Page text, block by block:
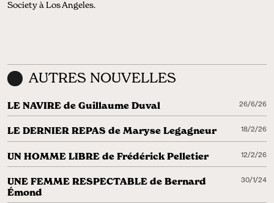
Society à Los Angeles.
AUTRES NOUVELLES
LE NAVIRE de Guillaume Duval 26/6/26
LE DERNIER REPAS de Maryse Legagneur 18/2/26
UN HOMME LIBRE de Frédérick Pelletier 12/2/26
UNE FEMME RESPECTABLE de Bernard
Émond
30/1/24